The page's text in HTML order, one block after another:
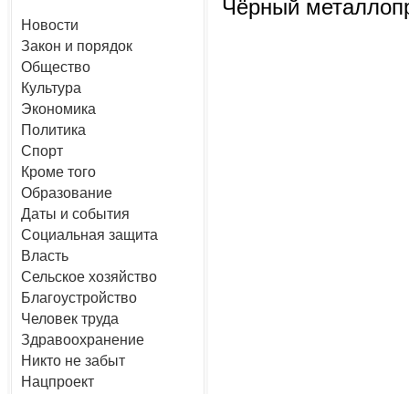
Новости
Закон и порядок
Общество
Культура
Экономика
Политика
Спорт
Кроме того
Образование
Даты и события
Социальная защита
Власть
Сельское хозяйство
Благоустройство
Человек труда
Здравоохранение
Никто не забыт
Нацпроект
Чёрный